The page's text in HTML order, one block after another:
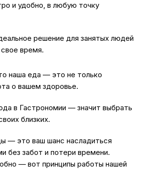
и удобно, в любую точку
решение для занятых людей
время.
наша еда — это не только
о вашем здоровье.
в Гастрономии — значит выбрать
близких.
— это ваш шанс насладиться
без забот и потери времени.
— вот принципы работы нашей